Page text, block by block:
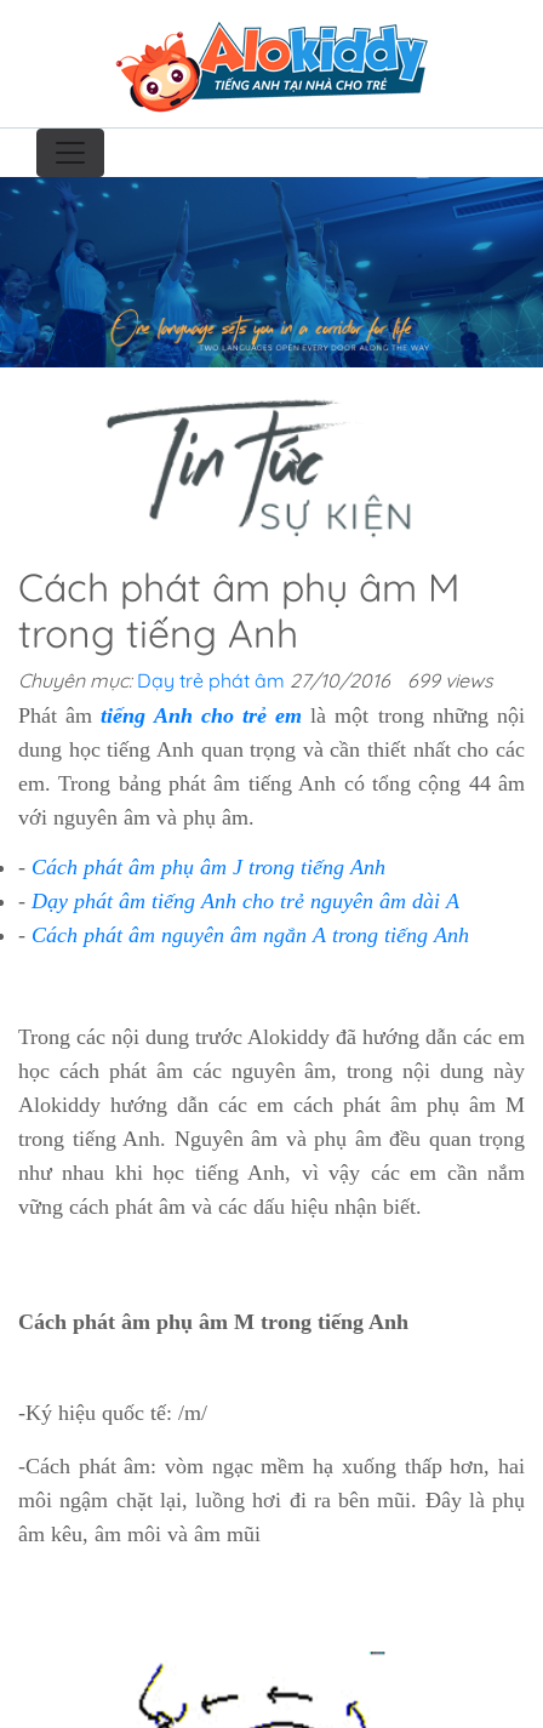
Cách phát âm phụ âm M
trong tiếng Anh
Chuyên mục: Dạy trẻ phát âm 27/10/2016
699 views
Phát âmtiếng Anh cho trẻ em là một trong những nội
dung học tiếng Anh quan trọng và cần thiết nhất cho các
em. Trong bảng phát âm tiếng Anh có tổng cộng 44 âm
với nguyên âm và phụ âm.
- Cách phát âm phụ âm J trong tiếng Anh
- Dạy phát âm tiếng Anh cho trẻ nguyên âm dài A
- Cách phát âm nguyên âm ngắn A trong tiếng Anh
Trong các nội dung trước Alokiddy đã hướng dẫn các em
học cách phát âm các nguyên âm, trong nội dung này
Alokiddy hướng dẫn các em cách phát âm phụ âm M
trong tiếng Anh. Nguyên âm và phụ âm đều quan trọng
như nhau khi học tiếng Anh, vì vậy các em cần nắm
vững cách phát âm và các dấu hiệu nhận biết.
Cách phát âm phụ âm M trong tiếng Anh
-Ký hiệu quốc tế: /m/
-Cách phát âm: vòm ngạc mềm hạ xuống thấp hơn, hai
môi ngậm chặt lại, luồng hơi đi ra bên mũi. Đây là phụ
âm kêu, âm môi và âm mũi